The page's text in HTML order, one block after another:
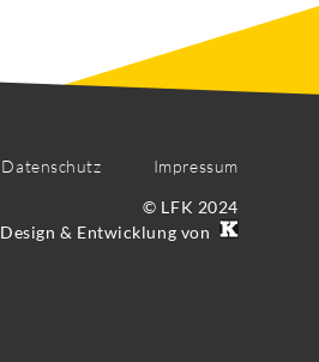
Datenschutz
Impressum
© LFK 2024
Design & Entwicklung von